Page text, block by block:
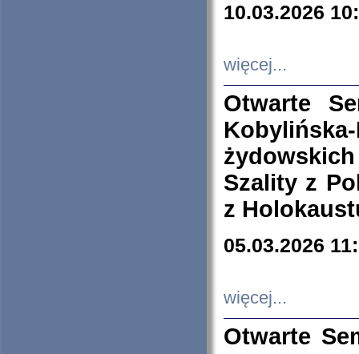
10.03.2026
więcej...
Otwarte
Szality z
z
05.03.2026
więcej...
Otwarte